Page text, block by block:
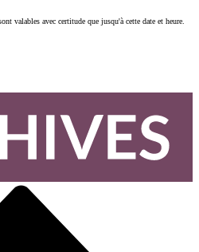
valables avec certitude que jusqu'à cette date et heure.